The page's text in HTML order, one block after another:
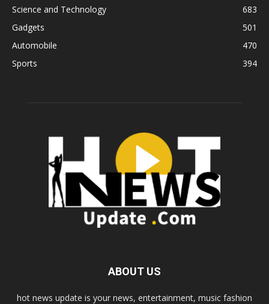
Science and Technology
683
Gadgets
501
Automobile
470
Sports
394
ABOUT US
hot news update is your news, entertainment, music fashion